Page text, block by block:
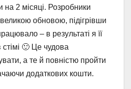
на 2 місяці. Розробники
обновою, підігрівши
– в результаті я її
🙂 Це чудова
а те й повністю пройти
додаткових кошти.